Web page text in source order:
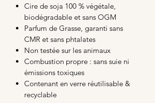
Cire de soja 100 % végétale,
biodégradable et sans OGM
Parfum de Grasse, garanti sans
CMR et sans phtalates
Non testée sur les animaux
Combustion propre : sans suie ni
émissions toxiques
Contenant en verre réutilisable &
recyclable